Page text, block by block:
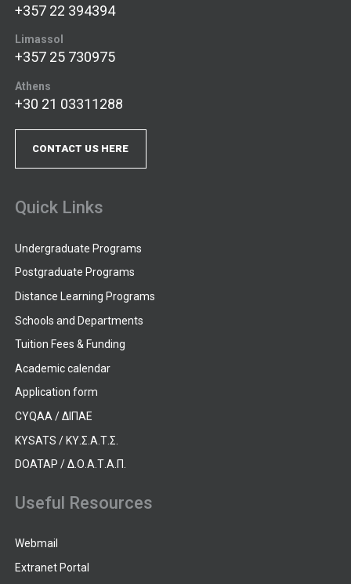
+357 22 394394
Limassol
+357 25 730975
Athens
+30 21 03311288
CONTACT US HERE
Quick Links
Undergraduate Programs
Postgraduate Programs
Distance Learning Programs
Schools and Departments
Tuition Fees & Funding
Academic calendar
Application form
CYQAA / ΔΙΠΑΕ
KYSATS / ΚΥ.Σ.Α.Τ.Σ.
DOATAP / Δ.Ο.Α.Τ.Α.Π.
Useful Resources
Webmail
Extranet Portal